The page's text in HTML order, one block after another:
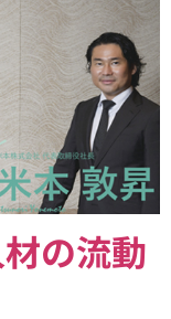
の流動